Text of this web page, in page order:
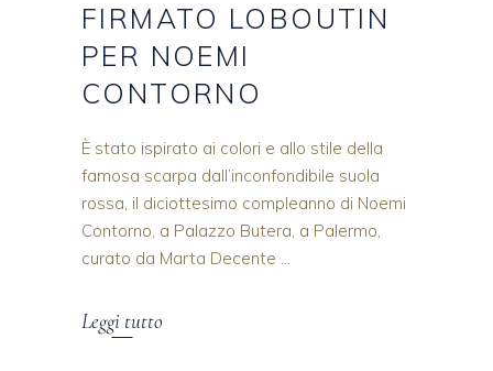
FIRMATO LOBOUTIN
PER NOEMI
CONTORNO
È stato ispirato ai colori e allo stile della
famosa scarpa dall’inconfondibile suola
rossa, il diciottesimo compleanno di Noemi
Contorno, a Palazzo Butera, a Palermo,
curato da Marta Decente
Leggi tutto